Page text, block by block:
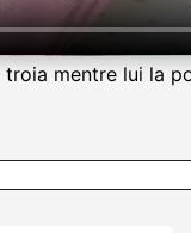
mentre lui la